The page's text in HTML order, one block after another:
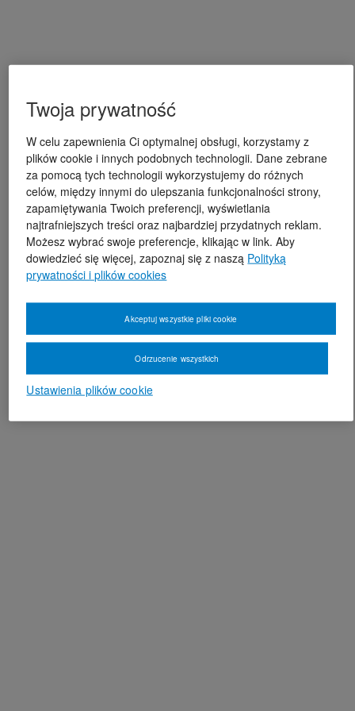
Twoja prywatność
W celu zapewnienia Ci optymalnej obsługi, korzystamy z
plików cookie i innych podobnych technologii. Dane zebrane
za pomocą tych technologii wykorzystujemy do różnych
celów, między innymi do ulepszania funkcjonalności strony,
zapamiętywania Twoich preferencji, wyświetlania
najtrafniejszych treści oraz najbardziej przydatnych reklam.
Możesz wybrać swoje preferencje, klikając w link. Aby
dowiedzieć się więcej, zapoznaj się z naszą Polityką
prywatności i plików cookies
Ustawienia plików cookie
Odrzucenie wszystkich
Akceptuj wszystkie pliki cookie